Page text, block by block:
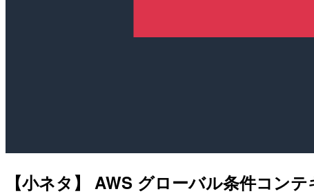
【小ネタ】 AWS グローバル条件コン